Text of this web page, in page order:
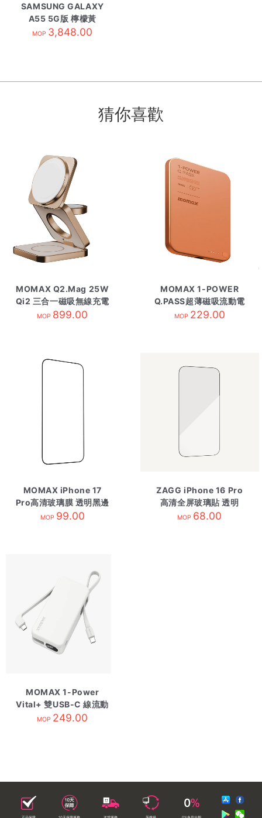
SAMSUNG GALAXY
A55 5G版 檸檬黃
MOP 3,848.00
猜你喜歡
MOMAX Q2.Mag 25W
Qi2 三合一磁吸無線充電
支架 沙漠金
MOP 899.00
MOMAX 1-POWER
Q.PASS超薄磁吸流動電
源 3000mAh 橙
MOP 229.00
MOMAX iPhone 17
Pro高清玻璃膜 透明黑邊
MOP 99.00
ZAGG iPhone 16 Pro
高清全屏玻璃貼 透明
MOP 68.00
MOMAX 1-Power
Vital+ 雙USB-C 線流動
電源 10000mAh 白色
MOP 249.00
正品保障 10天保障服務 送貨服務 落樓易 0%免息分期